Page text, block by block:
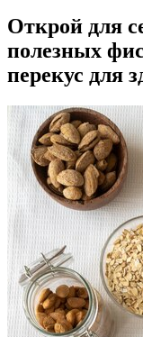
Открой для
полезных
перекус для